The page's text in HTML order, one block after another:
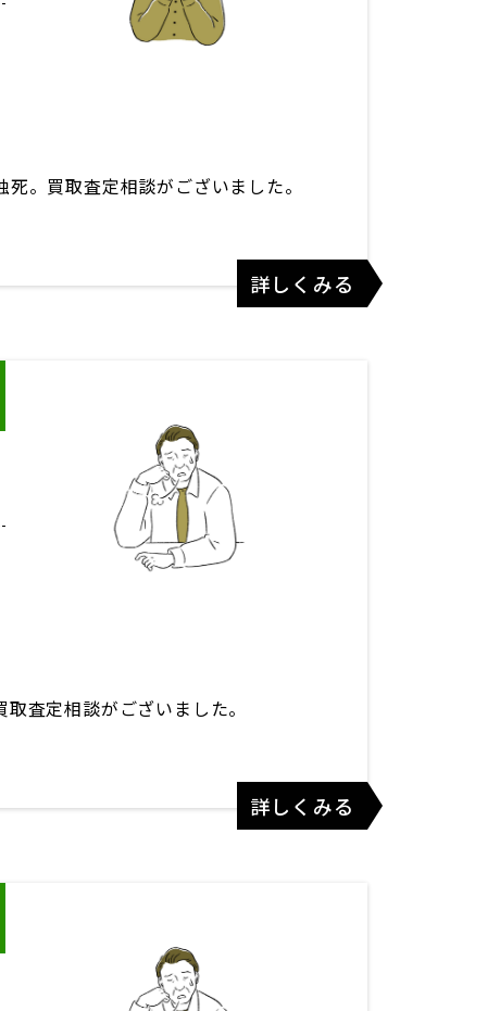
。買取査定相談がございました。
詳しくみる
査定相談がございました。
詳しくみる